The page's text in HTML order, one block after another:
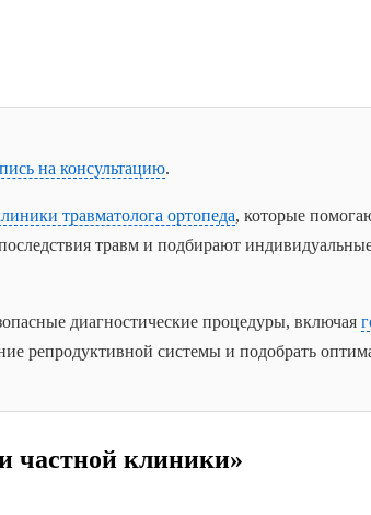
на консультацию.
травматолога ортопеда, которые
травм и подбирают
диагностические процедуры, включая
репродуктивной системы и подобрать
частной клиники»